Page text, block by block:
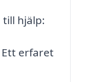
hjälp:
erfaret